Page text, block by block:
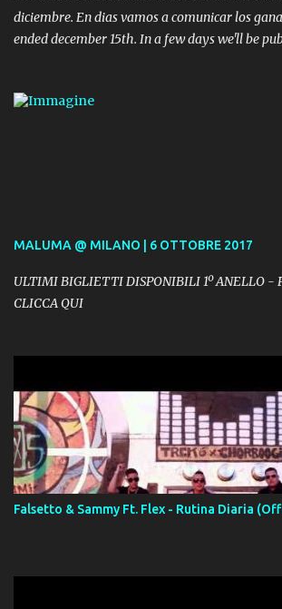
diciembre. En dias vamos a comunicar los
ended december 15th. In a few days we'll be
MALUMA @ MILANO | 6 OTTOBRE 2017
ULTIMI BIGLIETTI DISPONIBILI 1º ANELLO -
CLICCA QUI
Falsetto & Sammy Ft. Flex - Rutina Diaria